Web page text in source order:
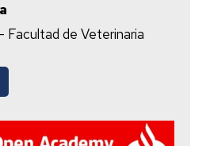
Facultad de Veterinaria